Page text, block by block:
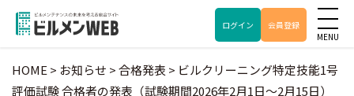
ログイン 会員登録
HOME > お知らせ >合格発表 > ビルクリーニング特定技能1号
評価試験 合格者の発表（試験期間2026年2月1日～2月15日）